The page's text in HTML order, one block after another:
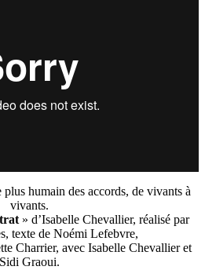
humain des accords, de vivants à
vivants.
» d’Isabelle Chevallier, réalisé par
texte de Noémi Lefebvre,
Charrier, avec Isabelle Chevallier et
Sidi Graoui.